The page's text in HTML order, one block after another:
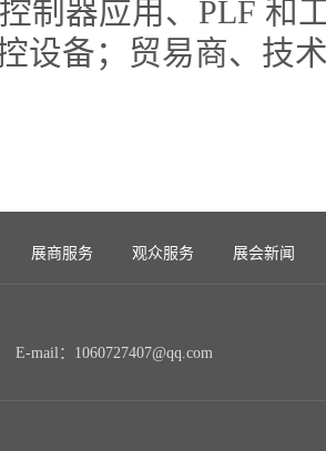
制器应用、PLF 和
设备；贸易商、技
展商服务 观众服务 展会新闻
mail：1060727407@qq.com